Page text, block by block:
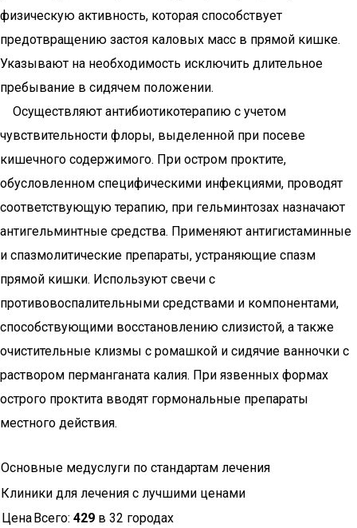
физическую активность, которая способствует
предотвращению застоя каловых масс в прямой кишке.
Указывают на необходимость исключить длительное
пребывание в сидячем положении.
Осуществляют антибиотикотерапию с учетом
чувствительности флоры, выделенной при посеве
кишечного содержимого. При остром проктите,
обусловленном специфическими инфекциями, проводят
соответствующую терапию, при гельминтозах назначают
антигельминтные средства. Применяют антигистаминные
и спазмолитические препараты, устраняющие спазм
прямой кишки. Используют свечи с
противовоспалительными средствами и компонентами,
способствующими восстановлению слизистой, а также
очистительные клизмы с ромашкой и сидячие ванночки с
раствором перманганата калия. При язвенных формах
острого проктита вводят гормональные препараты
местного действия.
Основные медуслуги по стандартам лечения
Клиники для лечения с лучшими ценами
ЦенаВсего: 429 в 32 городах